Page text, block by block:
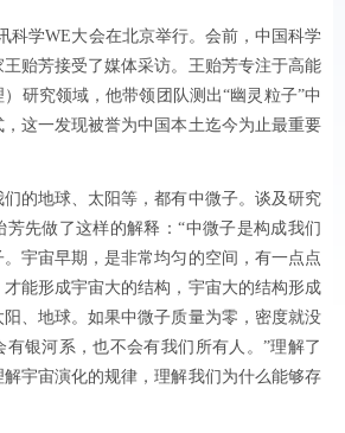
学WE大会在北京举行。会前，中国科学
贻芳接受了媒体采访。王贻芳专注于高能
研究领域，他带领团队测出“幽灵粒子”中
这一发现被誉为中国本土迄今为止最重要
地球、太阳等，都有中微子。谈及研究
先做了这样的解释：“中微子是构成我们
宇宙早期，是非常均匀的空间，有一点点
能形成宇宙大的结构，宇宙大的结构形成
、地球。如果中微子质量为零，密度就没
银河系，也不会有我们所有人。”理解了
宇宙演化的规律，理解我们为什么能够存